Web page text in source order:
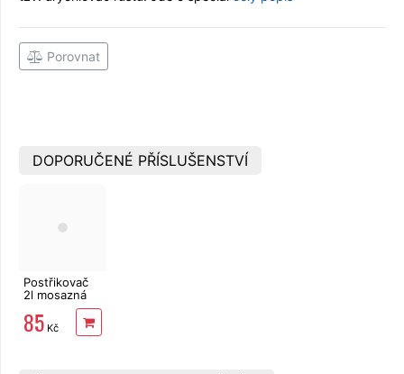
Porovnat
DOPORUČENÉ PŘÍSLUŠENSTVÍ
Postřikovač
2l mosazná
tlakový
85 Kč